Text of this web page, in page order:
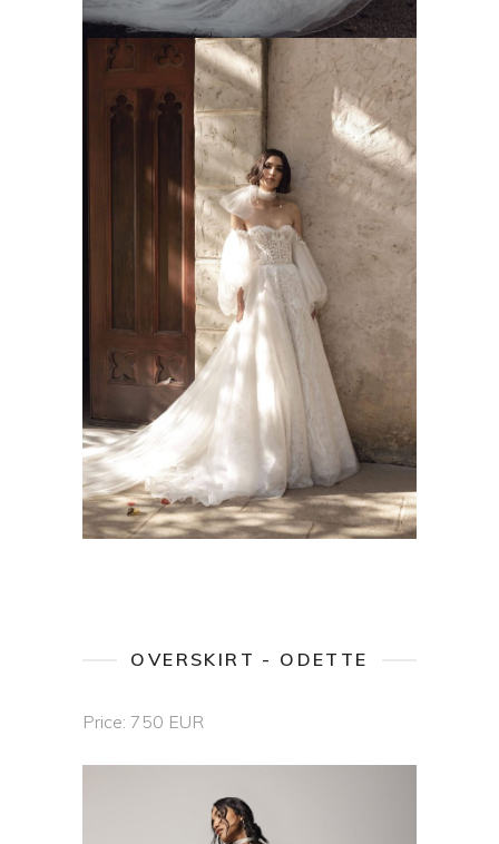
OVERSKIRT - ODETTE
Price: 750 EUR